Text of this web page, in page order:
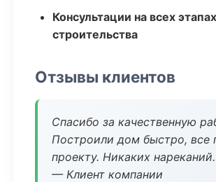
Консультации на всех этапах
строительства
Отзывы клиентов
Спасибо за качественную
Построили дом быстро, все
проекту. Никаких нареканий.
— Клиент компании